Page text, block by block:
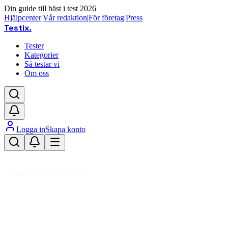
Din guide till bäst i test 2026
Hjälpcenter|Vår redaktion|För företag|Press
Testix.
Tester
Kategorier
Så testar vi
Om oss
Logga inSkapa konto